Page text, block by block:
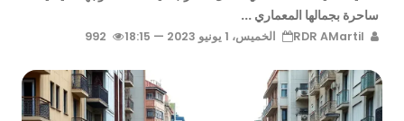
ساحرة بجمالها المعماري ...
الخميس، 1 يونيو 2023 — 18:15